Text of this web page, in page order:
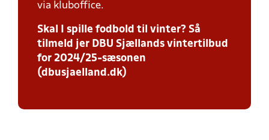
via kluboffice.
Skal I spille fodbold til vinter? Så
tilmeld jer DBU Sjællands vintertilbud
for 2024/25-sæsonen
(dbusjaelland.dk)